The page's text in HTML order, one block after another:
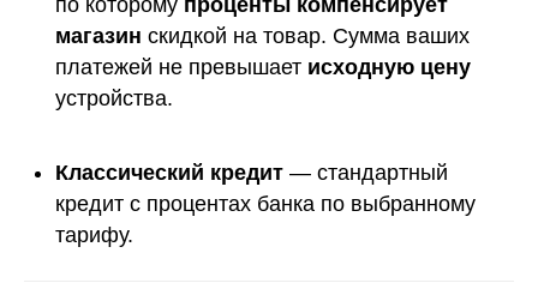
по которому проценты компенсирует
магазин скидкой на товар. Сумма ваших
платежей не превышает исходную цену
устройства.
Классический кредит — стандартный
кредит с процентах банка по выбранному
тарифу.